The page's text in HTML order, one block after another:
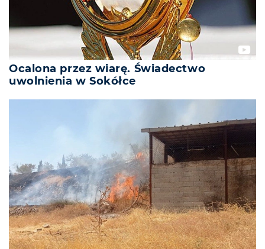
Ocalona przez wiarę. Świadectwo
uwolnienia w Sokółce